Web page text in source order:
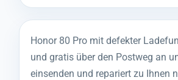
Honor 80 Pro mit defekter
und gratis über den Postweg an
einsenden und repariert zu Ihnen